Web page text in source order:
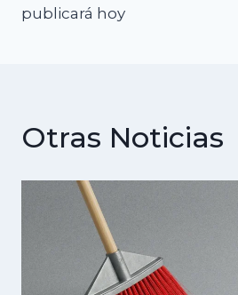
publicará hoy
Otras Noticias